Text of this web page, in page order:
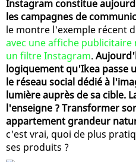
Instagram constitue
les campagnes de
le montre l'exemple récent
avec une affiche publicitaire
un filtre Instagram.
logiquement qu'Ikea passe
le réseau social dédié à
lumière auprès de sa cible.
l'enseigne ? Transformer
appartement grandeur
c'est vrai, quoi de plus
ses produits ?